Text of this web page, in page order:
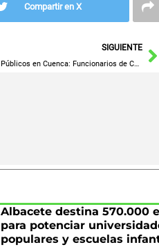
Compartir en X
SIGUIENTE
Convocatoria de Vacantes para Actos Públicos en Cuenca: Funcionarios de Carrera de EEMM
Albacete destina 570.000
para potenciar
populares y escuelas